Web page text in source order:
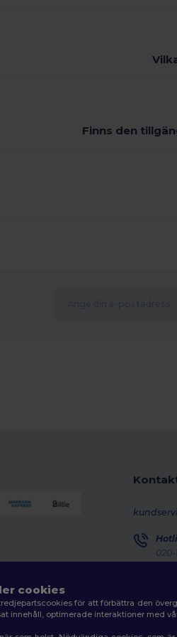
Finns den
cookies
för att förbättra den
innehåll, optimerade interaktioner med